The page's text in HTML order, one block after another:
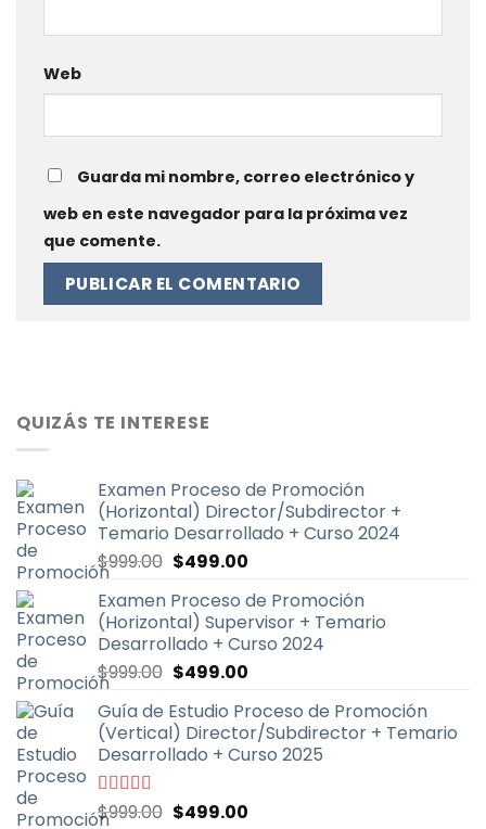
Web
Guarda mi nombre, correo electrónico y
web en este navegador para la próxima vez
que comente.
QUIZÁS TE INTERESE
Examen Proceso de Promoción
(Horizontal) Director/Subdirector +
Temario Desarrollado + Curso 2024
$999.00 El
original
era:
$999.00.
$499.00El
actual
es:
$499.00.
Examen Proceso de Promoción
(Horizontal) Supervisor + Temario
Desarrollado + Curso 2024
$999.00 El
original
era:
$999.00.
$499.00El
actual
es:
$499.00.
Guía de Estudio Proceso de Promoción
(Vertical) Director/Subdirector + Temario
Desarrollado + Curso 2025
Valorado
$999.00 El
$499.00El